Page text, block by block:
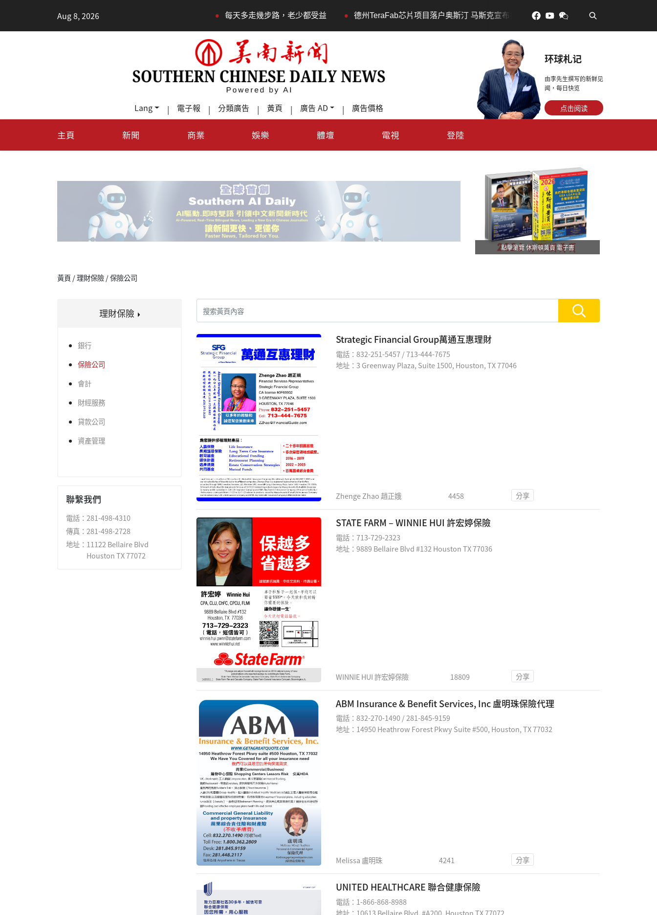
Aug 8, 2026 每天多走幾步路，老少都受益 • 德州TeraFab芯片项目落户奥斯汀 马斯克宣布投资200亿美元建设AI芯片制造基地
Lang | 電子報 | 分類廣告 | 黃頁 | 廣告 AD | 廣告價格
环球札记
由李先生撰写的新鲜见
闻，每日快览
点击阅读
主頁 新聞 商業 娛樂 體壇 電視 登陸
點擊瀏覽 休斯頓黃頁 電子書
黃頁 / 理財保險 / 保險公司
理財保險
銀行
保險公司
會計
財經服務
貸款公司
資產管理
聯繫我們
電話： 281-498-4310
傳真： 281-498-2728
地址： 11122 Bellaire Blvd
Houston TX 77072
Strategic Financial Group萬通互惠理財
電話：832-251-5457 / 713-444-7675
地址：3 Greenway Plaza, Suite 1500, Houston, TX 77046
Zhenge Zhao 趙正娥 4458 分享
STATE FARM – WINNIE HUI 許宏婷保險
電話：713-729-2323
地址：9889 Bellaire Blvd #132 Houston TX 77036
WINNIE HUI 許宏婷保險 18809 分享
ABM Insurance & Benefit Services, Inc 盧明珠保險代理
電話：832-270-1490 / 281-845-9159
地址：14950 Heathrow Forest Pkwy Suite #500, Houston, TX 77032
Melissa 盧明珠 4241 分享
UNITED HEALTHCARE 聯合健康保險
電話：1-866-868-8988
地址：10613 Bellaire Blvd. #A200, Houston TX 77072